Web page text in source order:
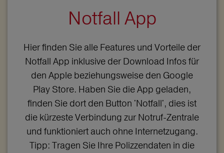
Notfall App
Hier finden Sie alle Features und Vorteile der
Notfall App inklusive der Download Infos für
den Apple beziehungsweise den Google
Play Store. Haben Sie die App geladen,
finden Sie dort den Button 'Notfall', dies ist
die kürzeste Verbindung zur Notruf-Zentrale
und funktioniert auch ohne Internetzugang.
Tipp: Tragen Sie Ihre Polizzendaten in die